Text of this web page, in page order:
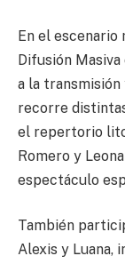
En el
Difusión
a la
recorre
el repertorio
Romero y
espectáculo
También
Alexis y Luana,